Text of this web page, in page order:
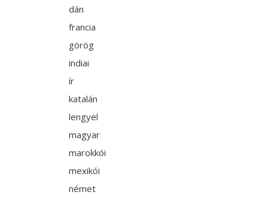
dán
francia
görög
indiai
ír
katalán
lengyel
magyar
marokkói
mexikói
német